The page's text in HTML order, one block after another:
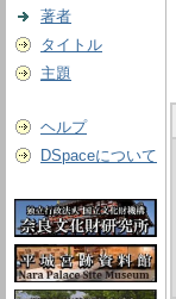
著者
タイトル
主題
ヘルプ
DSpaceについて